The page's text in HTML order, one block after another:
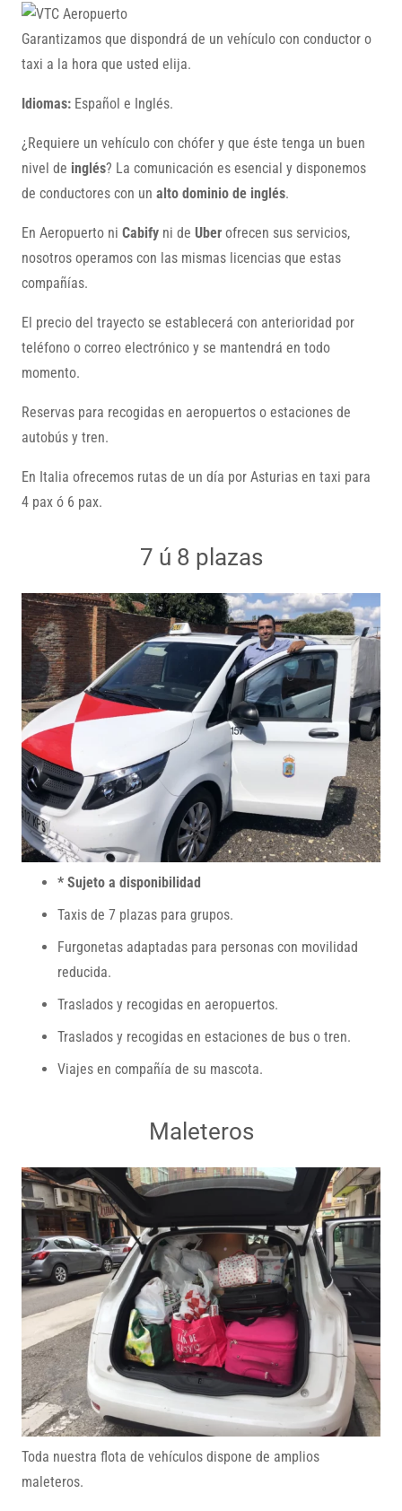
Garantizamos que dispondrá de un vehículo con conductor o
taxi a la hora que usted elija.
Idiomas: Español e Inglés.
¿Requiere un vehículo con chófer y que éste tenga un buen
nivel de inglés? La comunicación es esencial y disponemos
de conductores con un alto dominio de inglés.
En Aeropuerto ni Cabify ni de Uber ofrecen sus servicios,
nosotros operamos con las mismas licencias que estas
compañías.
El precio del trayecto se establecerá con anterioridad por
teléfono o correo electrónico y se mantendrá en todo
momento.
Reservas para recogidas en aeropuertos o estaciones de
autobús y tren.
En Italia ofrecemos rutas de un día por Asturias en taxi para
4 pax ó 6 pax.
7 ú 8 plazas
* Sujeto a disponibilidad
Taxis de 7 plazas para grupos.
Furgonetas adaptadas para personas con movilidad
reducida.
Traslados y recogidas en aeropuertos.
Traslados y recogidas en estaciones de bus o tren.
Viajes en compañía de su mascota.
Maleteros
Toda nuestra flota de vehículos dispone de amplios
maleteros.